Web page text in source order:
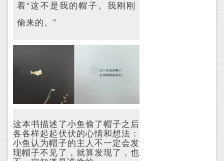
着“这不是我的帽子。我刚刚
偷来的。”
这本书描述了小鱼偷了帽子之后
各各样起起伏伏的心情和想法：
小鱼认为帽子的主人不一定会发
现帽子不见了，就算发现了，也